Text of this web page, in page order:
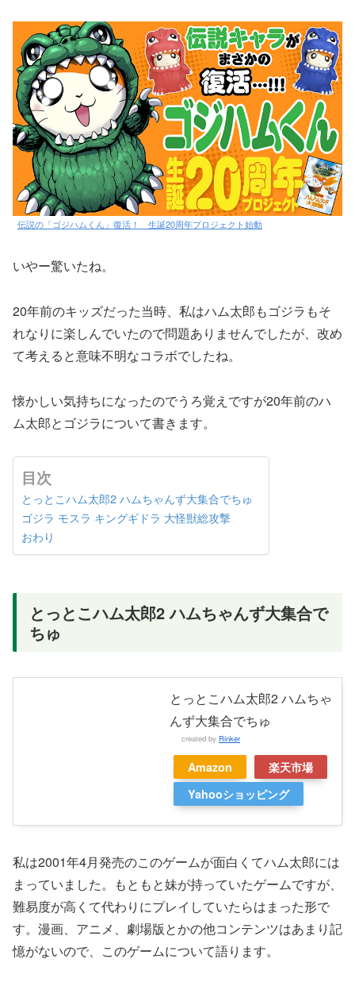
伝説の「ゴジハムくん」復活！ 生誕20周年プロジェクト始動
いやー驚いたね。
20年前のキッズだった当時、私はハム太郎もゴジラもそ
れなりに楽しんでいたので問題ありませんでしたが、改め
て考えると意味不明なコラボでしたね。
懐かしい気持ちになったのでうろ覚えですが20年前のハ
ム太郎とゴジラについて書きます。
目次
とっとこハム太郎2 ハムちゃんず大集合でちゅ
ゴジラ モスラ キングギドラ 大怪獣総攻撃
おわり
とっとこハム太郎2 ハムちゃんず大集合で
ちゅ
とっとこハム太郎2 ハムちゃ
んず大集合でちゅ
created by Rinker
Amazon
楽天市場
Yahooショッピング
私は2001年4月発売のこのゲームが面白くてハム太郎には
まっていました。もともと妹が持っていたゲームですが、
難易度が高くて代わりにプレイしていたらはまった形で
す。漫画、アニメ、劇場版とかの他コンテンツはあまり記
憶がないので、このゲームについて語ります。